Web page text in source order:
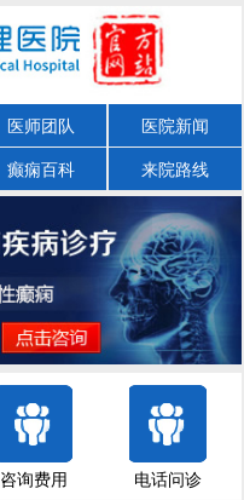
医师团队 医院新闻
癫痫百科 来院路线
咨询费用 电话问诊